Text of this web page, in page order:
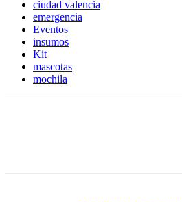
ciudad valencia
emergencia
Eventos
insumos
Kit
mascotas
mochila